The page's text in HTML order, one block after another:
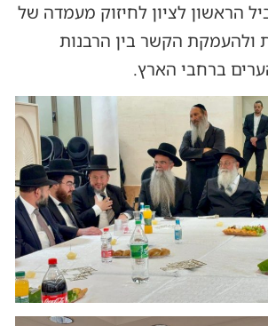
הראשון לציון לחיזוק מעמדה של
ולהעמקת הקשר בין הרבנות
ברחבי הארץ.